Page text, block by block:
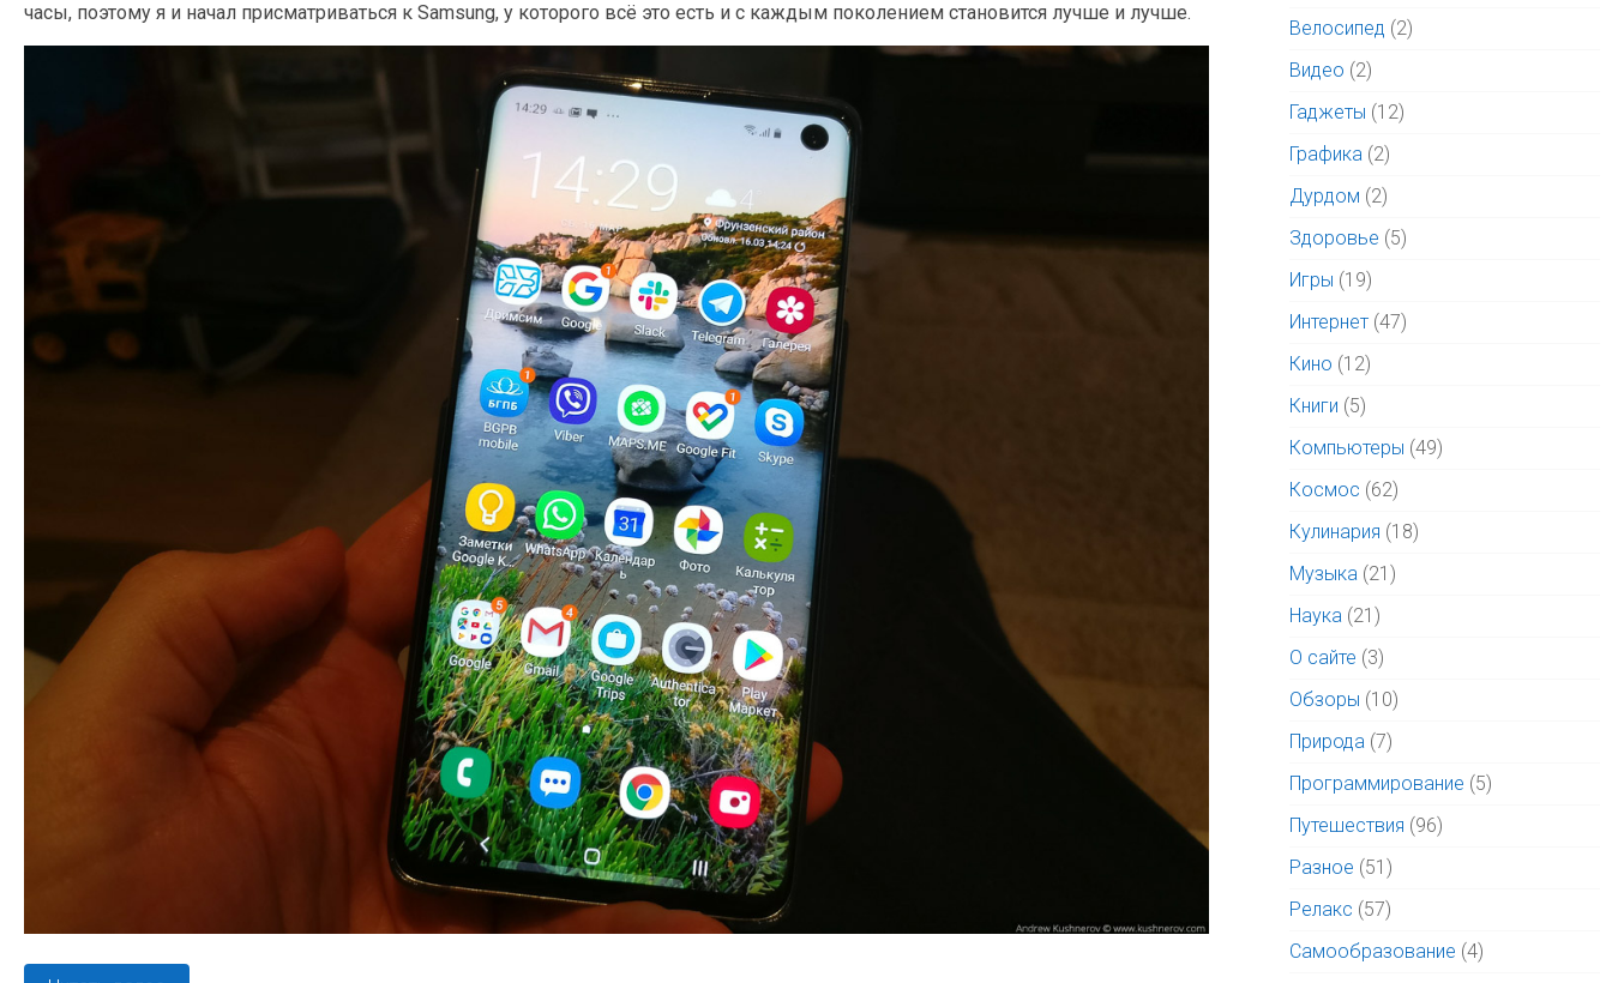
часы, поэтому я и начал присматриваться к Samsung, у которого всё это есть и с каждым поколением становится лучше и лучше.
Велосипед (2)
Видео (2)
Гаджеты (12)
Графика (2)
Дурдом (2)
Здоровье (5)
Игры (19)
Интернет (47)
Кино (12)
Книги (5)
Компьютеры (49)
Космос (62)
Кулинария (18)
Музыка (21)
Наука (21)
О сайте (3)
Обзоры (10)
Природа (7)
Программирование (5)
Путешествия (96)
Разное (51)
Релакс (57)
Самообразование (4)